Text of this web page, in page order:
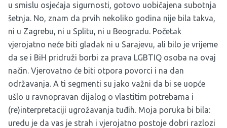
u smislu osjećaja sigurnosti, gotovo uobičajena subotnja
šetnja. No, znam da prvih nekoliko godina nije bila takva,
ni u Zagrebu, ni u Splitu, ni u Beogradu. Početak
vjerojatno neće biti gladak ni u Sarajevu, ali bilo je vrijeme
da se i BiH pridruži borbi za prava LGBTIQ osoba na ovaj
način. Vjerovatno će biti otpora povorci i na dan
održavanja. A ti segmenti su jako važni da bi se uopće
ušlo u ravnopravan dijalog o vlastitim potrebama i
(re)interpretaciji ugrožavanja tuđih. Moja poruka bi bila:
uredu je da vas je strah i vjerojatno postoje dobri razlozi